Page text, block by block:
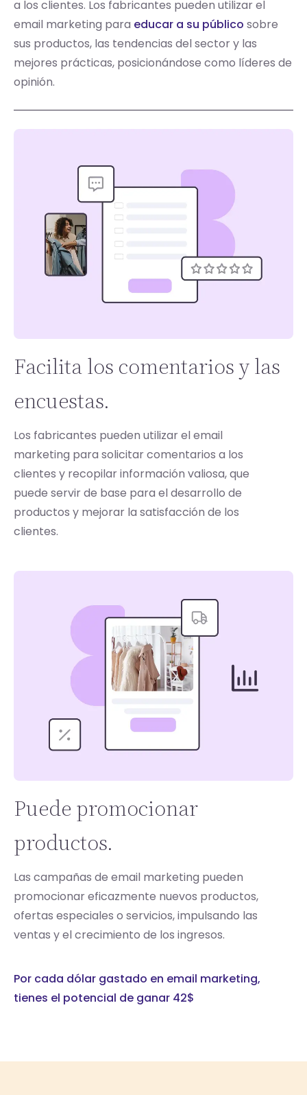
a los clientes. Los fabricantes pueden utilizar el
email marketing para educar a su público sobre
sus productos, las tendencias del sector y las
mejores prácticas, posicionándose como líderes de
opinión.
Facilita los comentarios y las
encuestas.
Los fabricantes pueden utilizar el email
marketing para solicitar comentarios a los
clientes y recopilar información valiosa, que
puede servir de base para el desarrollo de
productos y mejorar la satisfacción de los
clientes.
Puede promocionar
productos.
Las campañas de email marketing pueden
promocionar eficazmente nuevos productos,
ofertas especiales o servicios, impulsando las
ventas y el crecimiento de los ingresos.
Por cada dólar gastado en email marketing,
tienes el potencial de ganar 42$